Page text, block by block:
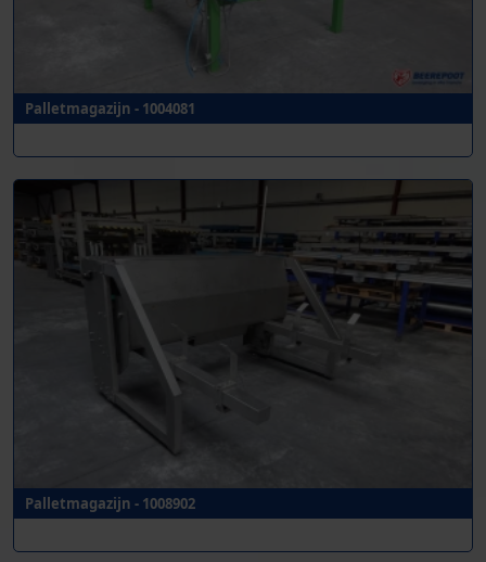
Palletmagazijn - 1004081
Palletmagazijn - 1008902